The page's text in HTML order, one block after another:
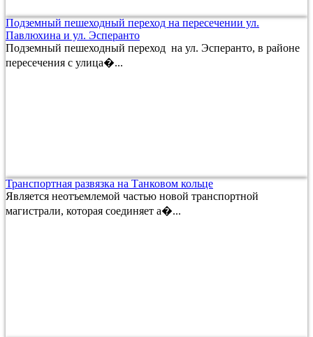
Подземный пешеходный переход на пересечении ул.
Павлюхина и ул. Эсперанто
Подземный пешеходный переход на ул. Эсперанто, в районе
пересечения с улица�...
Транспортная развязка на Танковом кольце
Является неотъемлемой частью новой транспортной
магистрали, которая соединяет а�...